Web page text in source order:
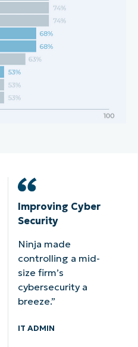
Improving Cyber
Security
Ninja made
controlling a mid-
size firm’s
cybersecurity a
breeze.”
IT ADMIN